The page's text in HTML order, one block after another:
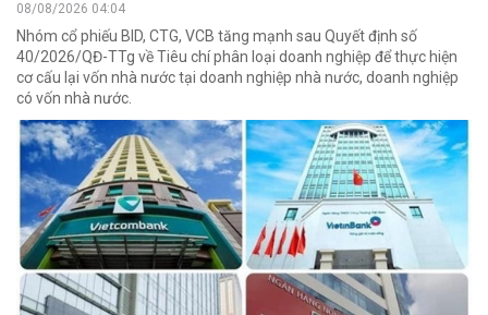
08/08/2026 04:04
Nhóm cổ phiếu BID, CTG, VCB tăng mạnh sau Quyết định số
40/2026/QĐ-TTg về Tiêu chí phân loại doanh nghiệp để thực hiện
cơ cấu lại vốn nhà nước tại doanh nghiệp nhà nước, doanh nghiệp
có vốn nhà nước.